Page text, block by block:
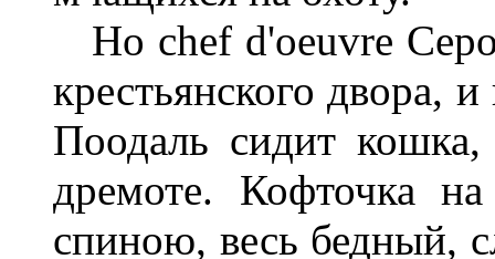
Но chef d'oeuvre
крестьянского двора,
Поодаль сидит
дремоте. Кофточка
спиною, весь бедный,